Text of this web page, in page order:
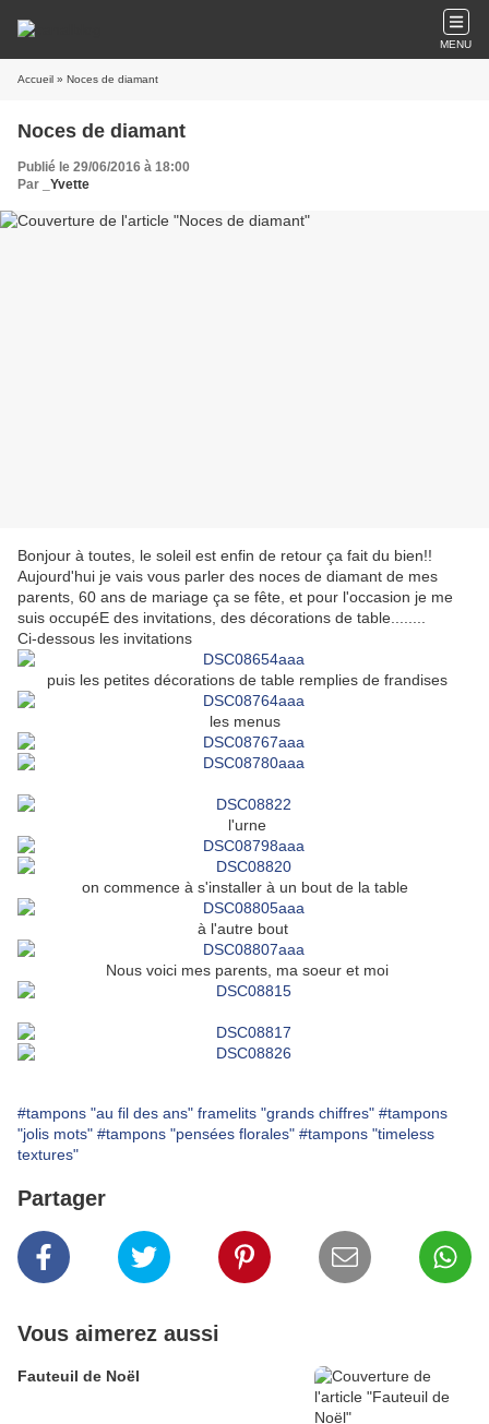
MENU
Accueil » Noces de diamant
Noces de diamant
Publié le 29/06/2016 à 18:00
Par
_Yvette
Bonjour à toutes, le soleil est enfin de retour ça fait du bien!!
Aujourd'hui je vais vous parler des noces de diamant de mes
parents, 60 ans de mariage ça se fête, et pour l'occasion je me
suis occupéE des invitations, des décorations de table........
Ci-dessous les invitations
puis les petites décorations de table remplies de frandises
les menus
l'urne
on commence à s'installer à un bout de la table
à l'autre bout
Nous voici mes parents, ma soeur et moi
#tampons "au fil des ans" framelits "grands chiffres" #tampons
"jolis mots" #tampons "pensées florales" #tampons "timeless
textures"
Partager
Vous aimerez aussi
Fauteuil de Noël